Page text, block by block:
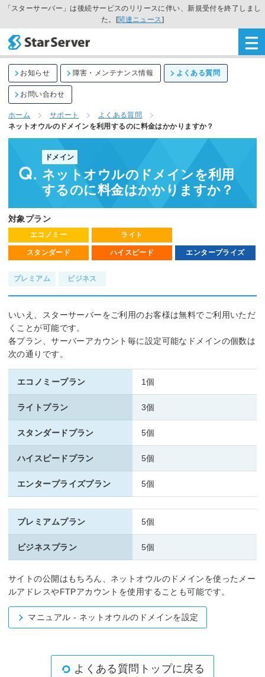
「スターサーバー」は後続サービスのリリースに伴い、新規受付を終了しまし
た。[関連ニュース]
お知らせ 障害・メンテナンス情報 よくある質問
お問い合わせ
ホーム サポート
よくある質問
ネットオウルのドメインを利用するのに料金はかかりますか？
ドメイン
ネットオウルのドメインを利用
するのに料金はかかりますか？
対象プラン
エコノミー ライト
スタンダード ハイスピード エンタープライズ
プレミアム ビジネス
いいえ、スターサーバーをご利用のお客様は無料でご利用いただ
くことが可能です。
各プラン、サーバーアカウント毎に設定可能なドメインの個数は
次の通りです。
エコノミープラン 1個
ライトプラン 3個
スタンダードプラン 5個
ハイスピードプラン 5個
エンタープライズプラン 5個
プレミアムプラン 5個
ビジネスプラン 5個
サイトの公開はもちろん、ネットオウルのドメインを使ったメー
ルアドレスやFTPアカウントを使用することも可能です。
マニュアル - ネットオウルのドメインを設定
よくある質問トップに戻る